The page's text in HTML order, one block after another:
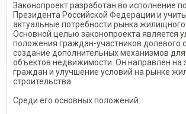
Законопроект разработан во исполнение
Президента Российской Федерации и
актуальные потребности рынка жилищного
Основной целью законопроекта является
положения граждан-участников долевого
создание дополнительных механизмов
объектов недвижимости. Он направлен на
граждан и улучшение условий на рынке
строительства.
Среди его основных положений: